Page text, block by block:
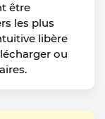
être
les plus
libère
ou